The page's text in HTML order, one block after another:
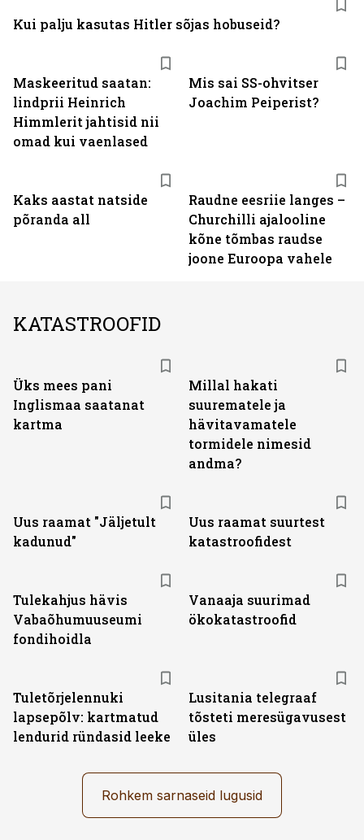
Maskeeritud saatan:
lindprii Heinrich
Himmlerit jahtisid nii
omad kui vaenlased
Mis sai SS-ohvitser
Joachim Peiperist?
Kaks aastat natside
põranda all
Raudne eesriie langes –
Churchilli ajalooline
kõne tõmbas raudse
joone Euroopa vahele
Kui palju kasutas Hitler sõjas hobuseid?
KATASTROOFID
Üks mees pani
Inglismaa saatanat
kartma
Millal hakati
suurematele ja
hävitavamatele
tormidele nimesid
andma?
Uus raamat "Jäljetult
kadunud"
Uus raamat suurtest
katastroofidest
Tulekahjus hävis
Vabaõhumuuseumi
fondihoidla
Vanaaja suurimad
ökokatastroofid
Tuletõrjelennuki
lapsepõlv: kartmatud
lendurid ründasid leeke
Lusitania telegraaf
tõsteti meresügavusest
üles
Rohkem sarnaseid lugusid